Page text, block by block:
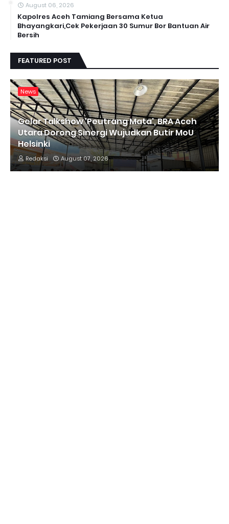
August 06, 2026
Kapolres Aceh Tamiang Bersama Ketua
Bhayangkari,Cek Pekerjaan 30 Sumur Bor Bantuan Air
Bersih
FEATURED POST
News
Gelar Talkshow 'Peutrang Mata', BRA Aceh
Utara Dorong Sinergi Wujudkan Butir MoU
Helsinki
Redaksi August 07, 2026